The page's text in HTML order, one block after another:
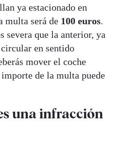
ya estacionado en
multa será de 100 euros.
severa que la anterior, ya
en sentido
mover el coche
de la multa puede
una infracción